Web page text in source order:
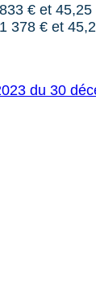
€ et
378 € et
du 30